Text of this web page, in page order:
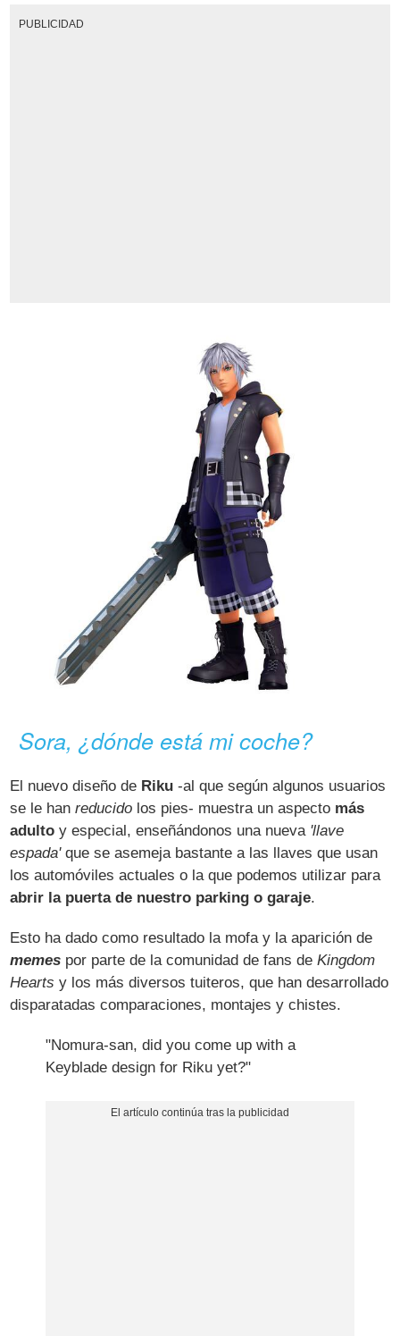
PUBLICIDAD
Sora, ¿dónde está mi coche?
El nuevo diseño de Riku -al que según algunos usuarios
se le hanreducido los pies- muestra un aspecto más
adulto y especial, enseñándonos una nueva 'llave
espada'que se asemeja bastante a las llaves que usan
los automóviles actuales o la que podemos utilizar para
abrir la puerta de nuestro parking o garaje.
Esto ha dado como resultado la mofa y la aparición de
memes por parte de la comunidad de fans deKingdom
Hearts y los más diversos tuiteros, que han desarrollado
disparatadas comparaciones, montajes y chistes.
"Nomura-san, did you come up with a
Keyblade design for Riku yet?"